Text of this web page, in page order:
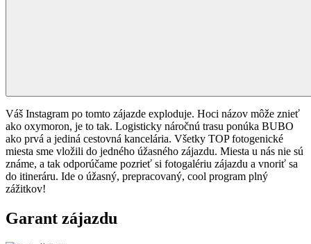
Váš Instagram po tomto zájazde exploduje. Hoci názov môže znieť
ako oxymoron, je to tak. Logisticky náročnú trasu ponúka BUBO
ako prvá a jediná cestovná kancelária. Všetky TOP fotogenické
miesta sme vložili do jedného úžasného zájazdu. Miesta u nás nie sú
známe, a tak odporúčame pozrieť si fotogalériu zájazdu a vnoriť sa
do itineráru. Ide o úžasný, prepracovaný, cool program plný
zážitkov!
Garant zájazdu